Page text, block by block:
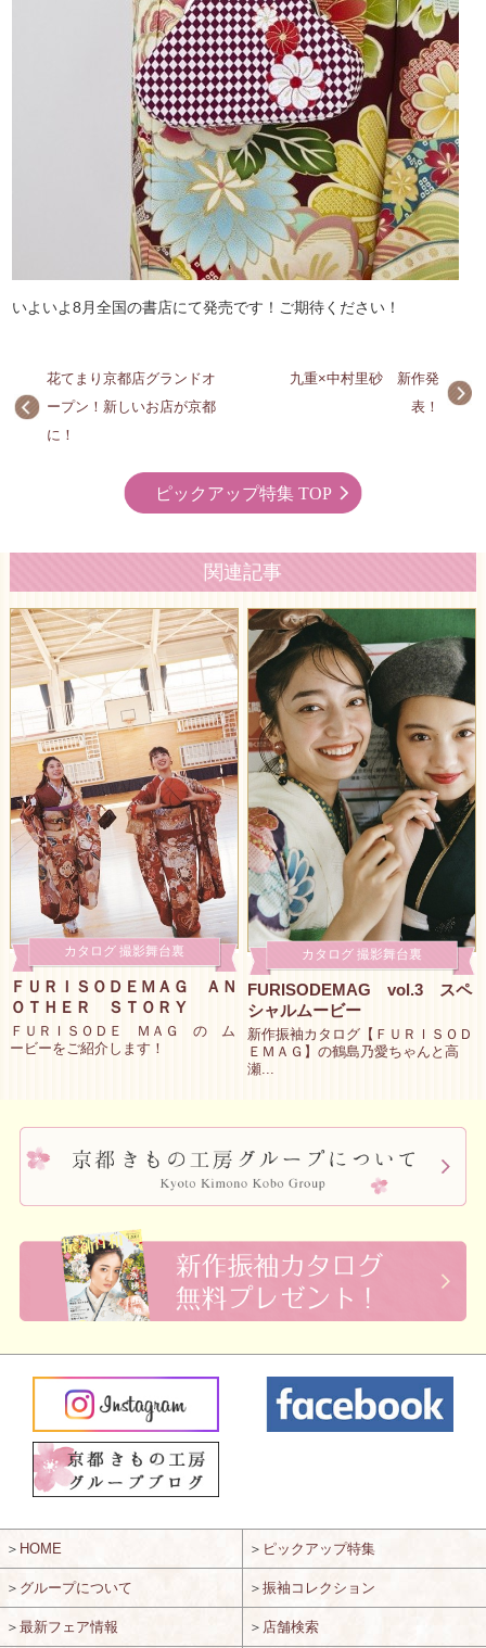
いよいよ8月全国の書店にて発売です！ご期待ください！
花てまり京都店グランドオ
ープン！新しいお店が京都
に！
九重×中村里砂 新作発
表！
ピックアップ特集 TOP
関連記事
カタログ 撮影舞台裏
ＦＵＲＩＳＯＤＥＭＡＧ ＡＮ
ＯＴＨＥＲ ＳＴＯＲＹ
ＦＵＲＩＳＯＤＥ ＭＡＧ の ム
ービーをご紹介します！
カタログ 撮影舞台裏
FURISODEMAG vol.3 スペ
シャルムービー
新作振袖カタログ【ＦＵＲＩＳＯＤ
ＥＭＡＧ】の鶴島乃愛ちゃんと高
瀬...
＞ HOME ＞ ピックアップ特集
＞ グループについて ＞ 振袖コレクション
＞ 最新フェア情報 ＞ 店舗検索